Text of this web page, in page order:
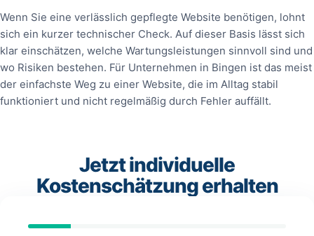
Wenn Sie eine verlässlich gepflegte Website benötigen, lohnt
sich ein kurzer technischer Check. Auf dieser Basis lässt sich
klar einschätzen, welche Wartungsleistungen sinnvoll sind und
wo Risiken bestehen. Für Unternehmen in Bingen ist das meist
der einfachste Weg zu einer Website, die im Alltag stabil
funktioniert und nicht regelmäßig durch Fehler auffällt.
Jetzt individuelle
Kostenschätzung erhalten